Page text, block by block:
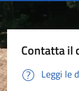
Contatta il
Leggi le